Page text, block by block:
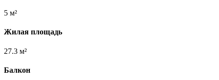
5 м²
Жилая площадь
27.3 м²
Балкон